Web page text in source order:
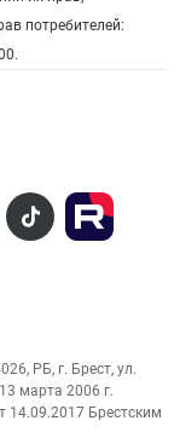
потребителей:
РБ, г. Брест, ул.
марта 2006 г.
14.09.2017 Брестским